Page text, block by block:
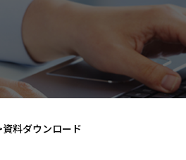
資料ダウンロード